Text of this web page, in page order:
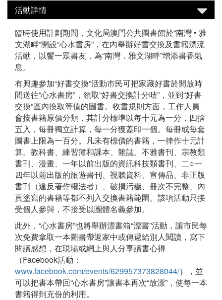
活動詳情
臨時使用計劃期間，文化局澳門公共圖書館於“南灣 • 雅
文湖畔”開設“心水書房”，在內舉辦好書交換及書籍漂流
活動，以饗一眾書友，為“南灣．雅文湖畔”增添書香氣
息。
有興趣參加“好書交換”活動市民可把家藏好書於開放時
間送往“心水書房”，領取“好書交換計分咭”，並到“好書
交換”區內換取等值的圖書。收書規則方面，工作人員
會按書籍原價分類，其計分標準以每十元為一分，四捨
五入，每冊獨立計算，每一分獲蓋印一個。每冊或每套
圖書上限為一百分。凡未有標價的書籍，一律作十元計
算。教科書、練習簿和課本、雜誌、不雅書刊、宗教類
書刊、漫畫、一年以前出版的資訊科技類書刊、二○一
四年以前出版的旅遊書刊、視聽資料、宣傳品、非正版
書刊（違反著作權法者）、破損污穢、冊次不完整、內
頁塗寫的書籍等都不列入交換書籍範圍。該項活動只接
受個人參與，不接受以團體名義參加。
此外，“心水書房”也將舉辦漂書箱“漂書”活動，讓市民每
次免費拿取一本圖書帶返家中或傳遞給別人閱讀，寫下
閱讀感想，在現場或網上與人分享讀書心得
（Facebook活動：
www.facebook.com/events/629957373828044/），並
可以把書本帶回“心水書房”讓書本再次“放漂”，使每一本
書籍得到充份的利用。